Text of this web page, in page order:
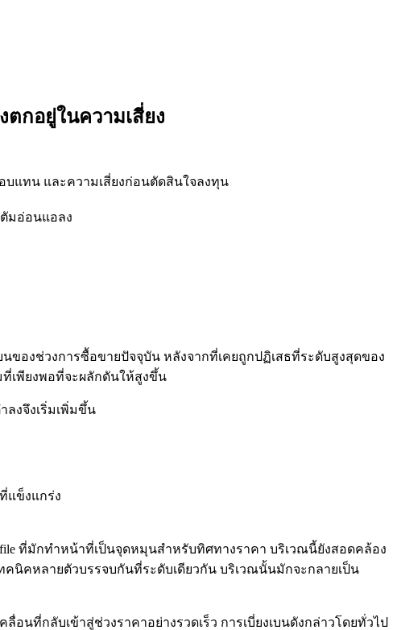
ตกอยู่ในความเสี่ยง
แทน และความเสี่ยงก่อนตัดสินใจลงทุน
มอ่อนแอลง
ของช่วงการซื้อขายปัจจุบัน หลังจากที่เคยถูกปฏิเสธที่ระดับสูงสุดของ
เพียงพอที่จะผลักดันให้สูงขึ้น
ลงจึงเริ่มเพิ่มขึ้น
แข็งแกร่ง
ที่มักทำหน้าที่เป็นจุดหมุนสำหรับทิศทางราคา บริเวณนี้ยังสอดคล้อง
ทคนิคหลายตัวบรรจบกันที่ระดับเดียวกัน บริเวณนั้นมักจะกลายเป็น
อนที่กลับเข้าสู่ช่วงราคาอย่างรวดเร็ว การเบี่ยงเบนดังกล่าวโดยทั่วไป